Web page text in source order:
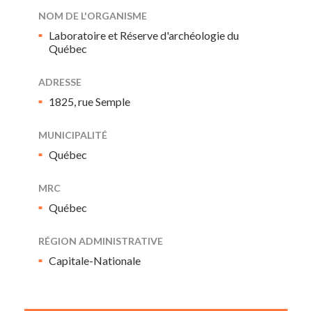
NOM DE L'ORGANISME
Laboratoire et Réserve d'archéologie du
Québec
ADRESSE
1825, rue Semple
MUNICIPALITÉ
Québec
MRC
Québec
RÉGION ADMINISTRATIVE
Capitale-Nationale